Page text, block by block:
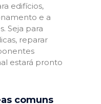
edifícios,
e a
Seja para
reparar
estará pronto
comuns